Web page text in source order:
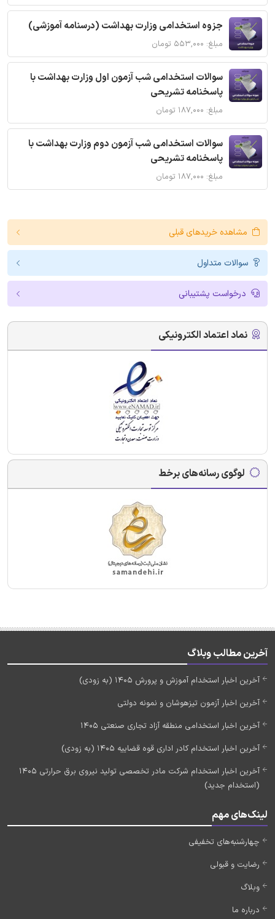
جزوه استخدامی وزارت بهداشت (درسنامه آموزشی)
مبلغ: ۵۵۳,۰۰۰ تومان
سوالات استخدامی شب آزمون اول وزارت بهداشت با
پاسخنامه تشریحی
مبلغ: ۱۸۷,۰۰۰ تومان
سوالات استخدامی شب آزمون دوم وزارت بهداشت با
پاسخنامه تشریحی
مبلغ: ۱۸۷,۰۰۰ تومان
مشاهده خریدهای قبلی
سوالات متداول
درخواست پشتیبانی
نماد اعتماد الکترونیکی
لوگوی رسانه‌های برخط
آخرین مطالب وبلاگ
آخرین اخبار استخدام آموزش و پرورش 1405 (به زودی)
آخرین اخبار آزمون تیزهوشان و نمونه دولتی
آخرین اخبار استخدامی منطقه آزاد تجاری صنعتی 1405
آخرین اخبار استخدام کادر اداری قوه قضاییه 1405 (به زودی)
آخرین اخبار استخدام شرکت مادر تخصصی تولید نیروی برق حرارتی 1405
(استخدام جدید)
لینک‌های مهم
چهارشنبه‌های تخفیفی
رضایت و قبولی
وبلاگ
درباره ما